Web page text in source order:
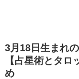
3月18日生まれ
【占星術とタ
め